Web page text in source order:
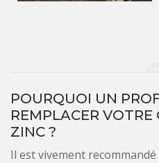
POURQUOI UN
REMPLACER VOTRE
ZINC ?
Il est vivement